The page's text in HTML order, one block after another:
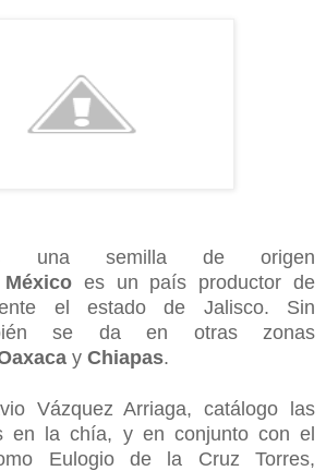
semilla de origen
México es un país productor de
el estado de Jalisco. Sin
se da en otras zonas
y Chiapas.
Vázquez Arriaga, catálogo las
en la chía, y en conjunto con el
Eulogio de la Cruz Torres,